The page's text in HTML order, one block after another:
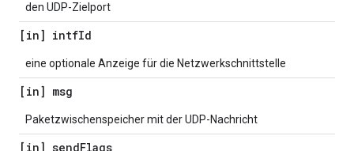
den UDP-Zielport
[in] intfId
eine optionale Anzeige für die Netzwerkschnittstelle
[in] msg
Paketzwischenspeicher mit der UDP-Nachricht
[in] sendFlags